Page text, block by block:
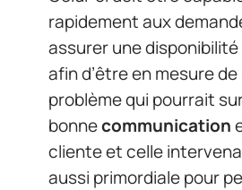
rapidement aux
assurer une
afin d’être en mesure
problème qui pourrait
bonnecommunication
cliente et celle
aussi primordiale pour